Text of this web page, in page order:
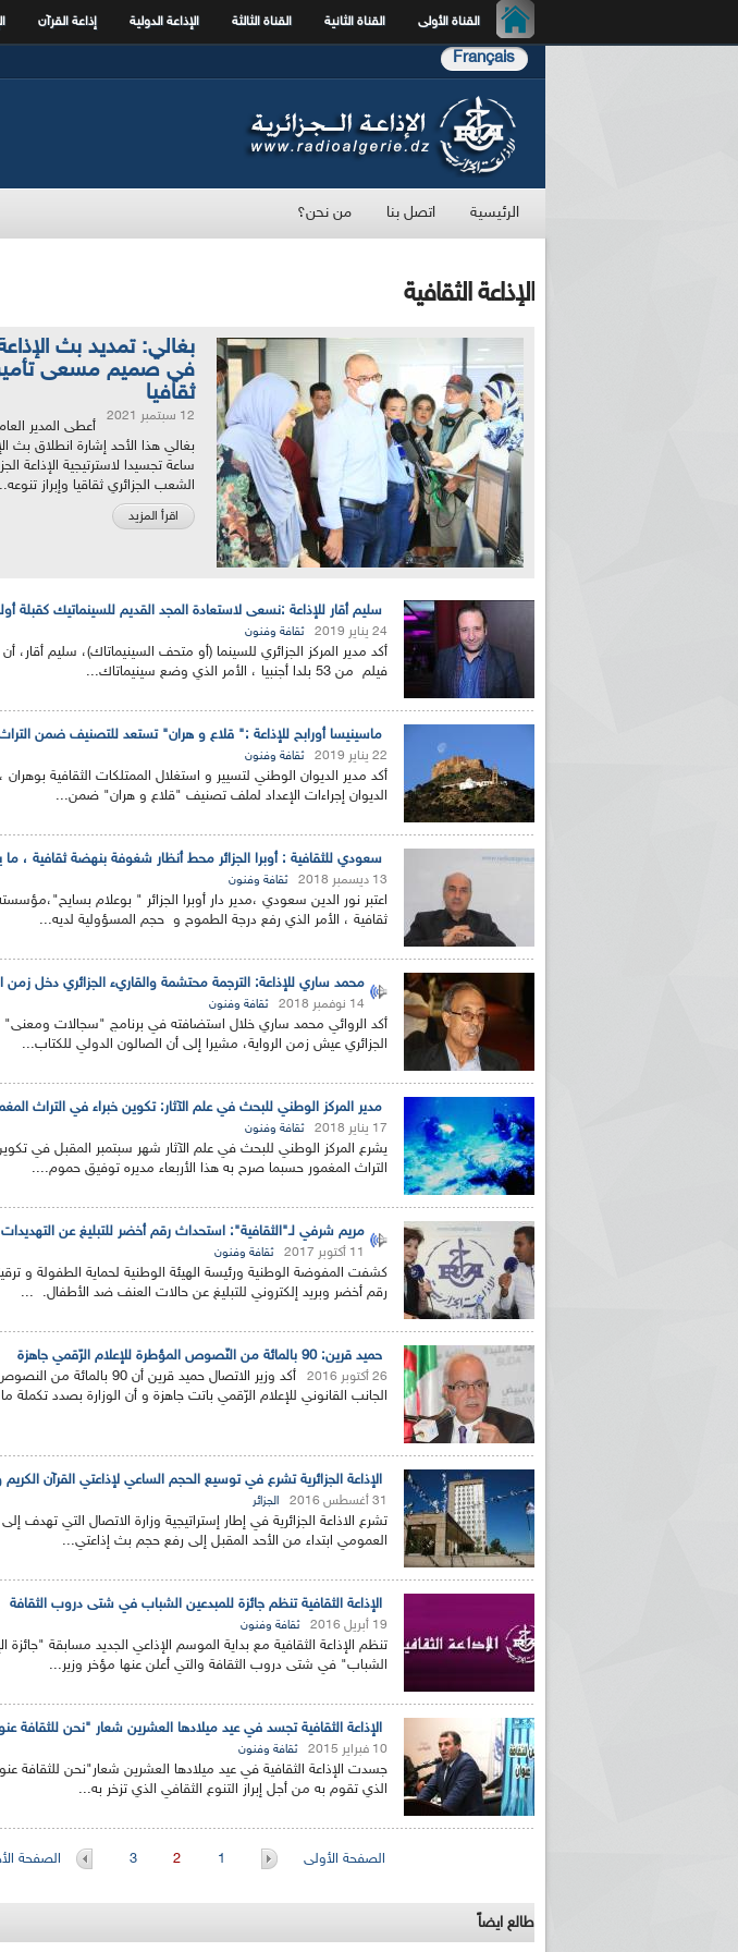
القناة الأولى القناة الثانية القناة الثالثة الإذاعة الدولية إذاعة القرآن
Français
الرئيسية اتصل بنا من نحن؟
الإذاعة الثقافية
بغالي: تمديد بث
في صميم مسعى تأمين
ثقافيا
12 سبتمبر 2021
أعطى المدير
ساعة تجسيدا لاسترتيجية الإذاعة
الشعب الجزائري ثقاقيا وإبراز
اقرأ المزيد
سليم أقار للإذاعة :نسعى لاستعادة المجد القديم للسينماتيك كقبلة
24 يناير 2019 ثقافة وفنون
فيلم من 53 بلدا أجنبيا ، الأمر الذي وضع سينيماتاك...
ماسينيسا أورابح للإذاعة :" قلاع و هران" تستعد للتصنيف ضمن
22 يناير 2019 ثقافة وفنون
أكد مدير الديوان الوطني لتسيير و استغلال الممتلكات الثقافية
الديوان إجراءات الإعداد لملف تصنيف "قلاع و هران" ضمن...
سعودي للثقافية : أوبرا الجزائر محط أنظار شغوفة بنهضة ثقافية ،
13 ديسمبر 2018 ثقافة وفنون
اعتبر نور الدين سعودي ،مدير دار أوبرا الجزائر " بوعلام
ثقافية ، الأمر الذي رفع درجة الطموح و حجم المسؤولية لديه...
محمد ساري للإذاعة: الترجمة محتشمة والقاريء الجزائري دخل زمن
14 نوفمبر 2018 ثقافة وفنون
أكد الروائي محمد ساري خلال استضافته في برنامج "سجالات ومعنى"
الجزائري عيش زمن الرواية، مشيرا إلى أن الصالون الدولي للكتاب...
مدير المركز الوطني للبحث في علم الآثار: تكوين خبراء في التراث
17 يناير 2018 ثقافة وفنون
يشرع المركز الوطني للبحث في علم الآثار شهر سبتمبر المقبل في
التراث المغمور حسبما صرح به هذا الأربعاء مديره توفيق حموم....
مريم شرفي لـ"الثقافية": استحداث رقم أخضر للتبليغ عن
11 أكتوبر 2017 ثقافة وفنون
كشفت المفوضة الوطنية ورئيسة الهيئة الوطنية لحماية الطفولة و
رقم أخضر وبريد إلكتروني للتبليغ عن حالات العنف ضد الأطفال. ...
حميد قرين: 90 بالمائة من النّصوص المؤطرة للإعلام الرّقمي جاهزة
26 أكتوبر 2016
أكد وزير الاتصال حميد قرين أن
الجانب القانوني للإعلام الرّقمي باتت جاهزة و أن الوزارة بصدد تكملة
الإذاعة الجزائرية تشرع في توسيع الحجم الساعي لإذاعتي القرآن الكريم
31 أغسطس 2016 الجزائر
تشرع الاذاعة الجزائرية في إطار إستراتيجية وزارة الاتصال التي تهدف
العمومي ابتداء من الأحد المقبل إلى رفع حجم بث إذاعتي...
الإذاعة الثقافية تنظم جائزة للمبدعين الشباب في شتى دروب الثقافة
19 أبريل 2016 ثقافة وفنون
تنظم الإذاعة الثقافية مع بداية الموسم الإذاعي الجديد مسابقة "جائزة
الشباب" في شتى دروب الثقافة والتي أعلن عنها مؤخر وزير...
الإذاعة الثقافية تجسد في عيد ميلادها العشرين شعار "نحن للثقافة
10 فبراير 2015 ثقافة وفنون
جسدت الإذاعة الثقافية في عيد ميلادها العشرين شعار"نحن للثقافة
الذي تقوم به من أجل إبراز التنوع الثقافي الذي تزخر به...
الصفحة الأولى 1
2
3 الصفحة
طالع ايضاً